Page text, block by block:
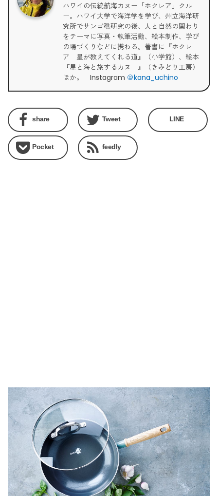
ハワイの伝統航海カヌー「ホクレア」クル
ー。ハワイ大学で海洋学を学び、州立海洋研
究所でサンゴ礁研究の後、人と自然の関わり
をテーマに写真・執筆活動、絵本制作、学び
の場づくりなどに携わる。著書に『ホクレ
ア 星が教えてくれる道』（小学館）、絵本
『星と海と旅するカヌー』（きみどり工房）
ほか。 Instagram ＠kana_uchino
share Tweet LINE
Pocket feedly